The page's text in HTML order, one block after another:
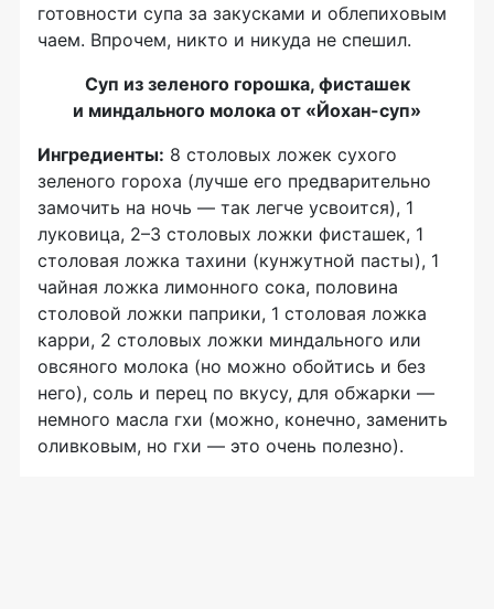
готовности супа за закусками и облепиховым
чаем. Впрочем, никто и никуда не спешил.
Суп из зеленого горошка, фисташек
и миндального молока от «Йохан-суп»
Ингредиенты: 8 столовых ложек сухого
зеленого гороха (лучше его предварительно
замочить на ночь — так легче усвоится), 1
луковица, 2–3 столовых ложки фисташек, 1
столовая ложка тахини (кунжутной пасты), 1
чайная ложка лимонного сока, половина
столовой ложки паприки, 1 столовая ложка
карри, 2 столовых ложки миндального или
овсяного молока (но можно обойтись и без
него), соль и перец по вкусу, для обжарки —
немного масла гхи (можно, конечно, заменить
оливковым, но гхи — это очень полезно).